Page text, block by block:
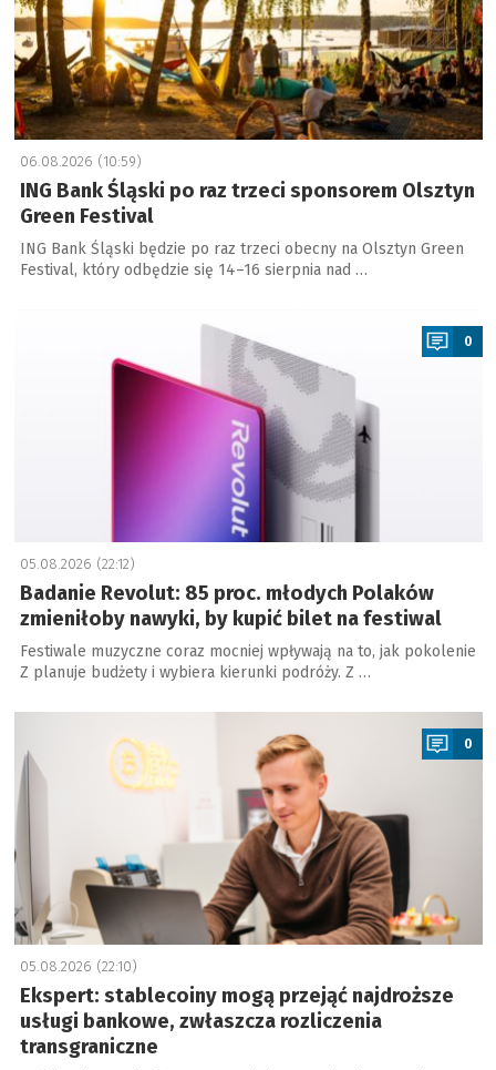
06.08.2026 (10:59)
ING Bank Śląski po raz trzeci sponsorem Olsztyn
Green Festival
ING Bank Śląski będzie po raz trzeci obecny na Olsztyn Green
Festival, który odbędzie się 14–16 sierpnia nad …
0
05.08.2026 (22:12)
Badanie Revolut: 85 proc. młodych Polaków
zmieniłoby nawyki, by kupić bilet na festiwal
Festiwale muzyczne coraz mocniej wpływają na to, jak pokolenie
Z planuje budżety i wybiera kierunki podróży. Z …
a
0
05.08.2026 (22:10)
Ekspert: stablecoiny mogą przejąć najdroższe
usługi bankowe, zwłaszcza rozliczenia
transgraniczne